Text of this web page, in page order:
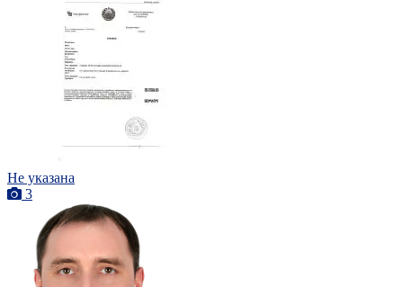
Не указана
3